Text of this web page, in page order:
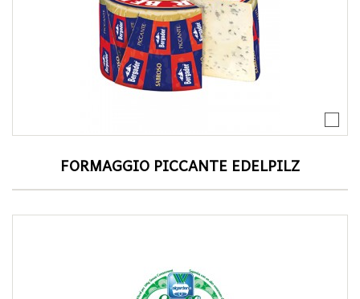
FORMAGGIO PICCANTE EDELPILZ